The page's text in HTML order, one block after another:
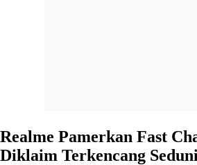
Realme Pamerkan Fast
Diklaim Terkencang